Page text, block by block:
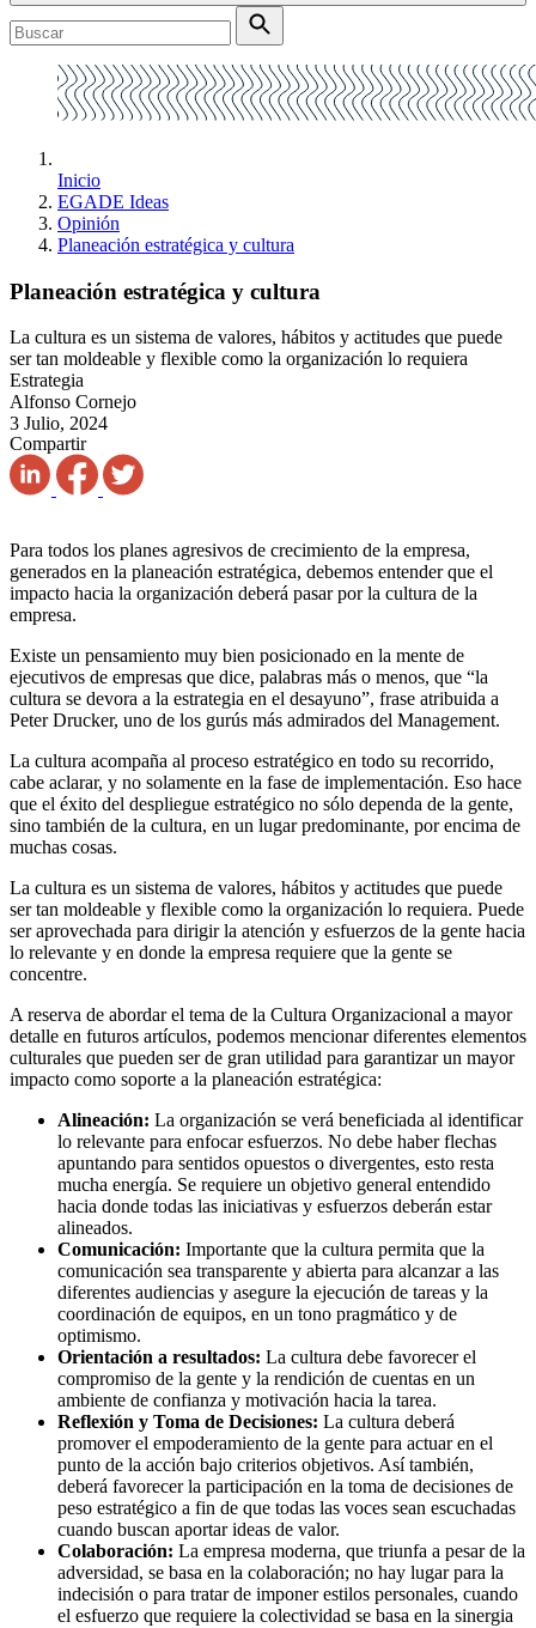
Inicio
EGADE Ideas
Opinión
Planeación estratégica y cultura
Planeación estratégica y cultura
La cultura es un sistema de valores, hábitos y actitudes que puede
ser tan moldeable y flexible como la organización lo requiera
Estrategia
Alfonso Cornejo
3 Julio, 2024
Compartir
Para todos los planes agresivos de crecimiento de la empresa,
generados en la planeación estratégica, debemos entender que el
impacto hacia la organización deberá pasar por la cultura de la
empresa.
Existe un pensamiento muy bien posicionado en la mente de
ejecutivos de empresas que dice, palabras más o menos, que “la
cultura se devora a la estrategia en el desayuno”, frase atribuida a
Peter Drucker, uno de los gurús más admirados del Management.
La cultura acompaña al proceso estratégico en todo su recorrido,
cabe aclarar, y no solamente en la fase de implementación. Eso hace
que el éxito del despliegue estratégico no sólo dependa de la gente,
sino también de la cultura, en un lugar predominante, por encima de
muchas cosas.
La cultura es un sistema de valores, hábitos y actitudes que puede
ser tan moldeable y flexible como la organización lo requiera. Puede
ser aprovechada para dirigir la atención y esfuerzos de la gente hacia
lo relevante y en donde la empresa requiere que la gente se
concentre.
A reserva de abordar el tema de la Cultura Organizacional a mayor
detalle en futuros artículos, podemos mencionar diferentes elementos
culturales que pueden ser de gran utilidad para garantizar un mayor
impacto como soporte a la planeación estratégica:
Alineación: La organización se verá beneficiada al identificar
lo relevante para enfocar esfuerzos. No debe haber flechas
apuntando para sentidos opuestos o divergentes, esto resta
mucha energía. Se requiere un objetivo general entendido
hacia donde todas las iniciativas y esfuerzos deberán estar
alineados.
Comunicación: Importante que la cultura permita que la
comunicación sea transparente y abierta para alcanzar a las
diferentes audiencias y asegure la ejecución de tareas y la
coordinación de equipos, en un tono pragmático y de
optimismo.
Orientación a resultados: La cultura debe favorecer el
compromiso de la gente y la rendición de cuentas en un
ambiente de confianza y motivación hacia la tarea.
Reflexión y Toma de Decisiones: La cultura deberá
promover el empoderamiento de la gente para actuar en el
punto de la acción bajo criterios objetivos. Así también,
deberá favorecer la participación en la toma de decisiones de
peso estratégico a fin de que todas las voces sean escuchadas
cuando buscan aportar ideas de valor.
Colaboración: La empresa moderna, que triunfa a pesar de la
adversidad, se basa en la colaboración; no hay lugar para la
indecisión o para tratar de imponer estilos personales, cuando
el esfuerzo que requiere la colectividad se basa en la sinergia